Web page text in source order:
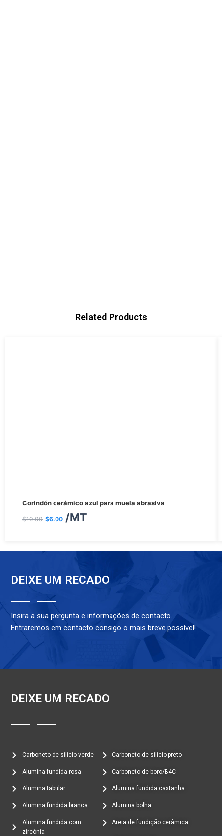
Related Products
Corindón cerámico azul para muela abrasiva
$10.00
precio
era:
$10.00.
$6.00
precio
es:
$6.00.
/MT
DEIXE UM RECADO
Insira a sua pergunta e informações de contacto.
Entraremos em contacto consigo o mais breve possível!
DEIXE UM RECADO
Carboneto de silício verde
Alumina fundida rosa
Alumina tabular
Alumina fundida branca
Alumina fundida com
zircónia
Carboneto de silício preto
Carboneto de boro/B4C
Alumina fundida castanha
Alumina bolha
Areia de fundição cerâmica